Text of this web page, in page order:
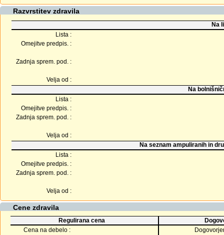
Razvrstitev zdravila
Na
Lista :
Omejitve predpis. :
Zadnja sprem. pod. :
Velja od :
Na
Lista :
Omejitve predpis. :
Zadnja sprem. pod. :
Velja od :
Na seznam ampuliranih in
Lista :
Omejitve predpis. :
Zadnja sprem. pod. :
Velja od :
Cene zdravila
Regulirana cena
Cena na debelo :